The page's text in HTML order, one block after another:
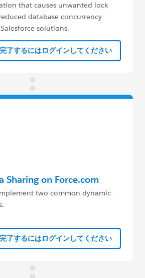
that causes unwanted lock
database concurrency
solutions.
完了するにはログインしてください
Sharing on Force.com
two common dynamic
完了するにはログインしてください